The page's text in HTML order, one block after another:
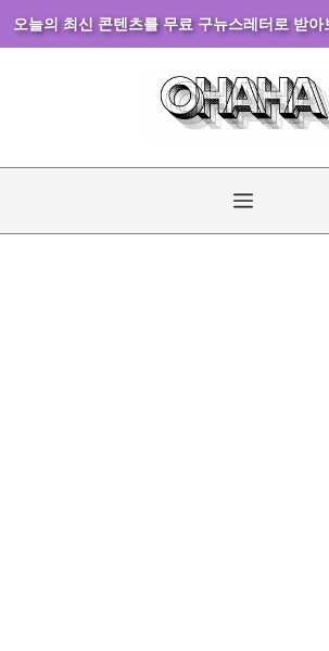
오늘의 최신 콘텐츠를 무료 구뉴스레터로 받아
건
메